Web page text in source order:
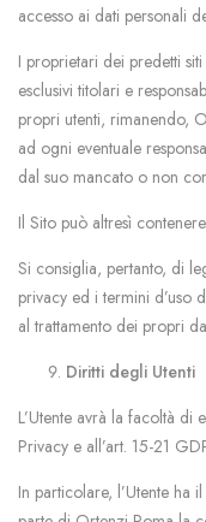
accesso ai dati personali
I proprietari dei predetti
esclusivi titolari e
propri utenti, rimanendo,
ad ogni eventuale
dal suo mancato o non
Il Sito può altresì
Si consiglia, pertanto, di
privacy ed i termini d’uso
al trattamento dei propri
Diritti degli Utenti
L’Utente avrà la facoltà di
Privacy e all’art. 15-21
In particolare, l’Utente ha